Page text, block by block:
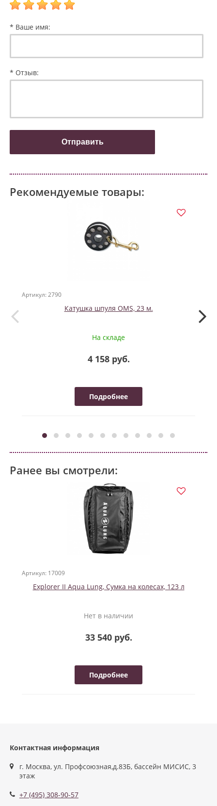
* Ваше имя:
* Отзыв:
Рекомендуемые товары:
Артикул: 2790
Катушка шпуля OMS, 23 м.
На складе
4 158 руб.
Подробнее
Ранее вы смотрели:
Артикул: 17009
Explorer II Aqua Lung, Сумка на колесах, 123 л
Нет в наличии
33 540 руб.
Подробнее
Контактная информация
г. Москва, ул. Профсоюзная,д.83Б, бассейн МИСИС, 3
этаж
+7 (495) 308-90-57